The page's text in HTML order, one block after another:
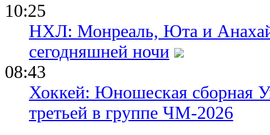
10:25
НХЛ: Монреаль, Юта и
сегодняшней ночи
08:43
Хоккей: Юношеская сборная
третьей в группе ЧМ-2026